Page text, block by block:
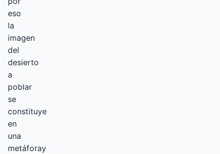
eso
la
imagen
del
desierto
a
poblar
se
constituye
en
una
metáforay